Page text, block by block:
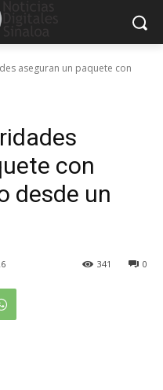
aseguran un paquete con
con
desde un
0
341